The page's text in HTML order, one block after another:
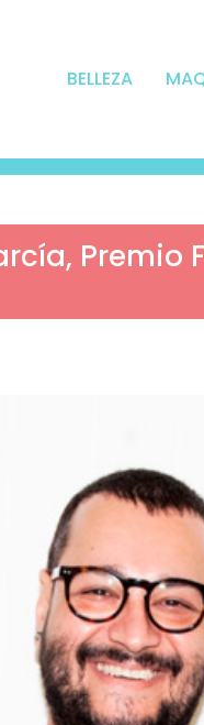
BELLEZA
Premio